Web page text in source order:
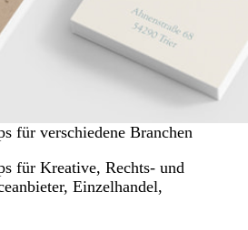
für verschiedene Branchen
für Kreative, Rechts- und
Einzelhandel,